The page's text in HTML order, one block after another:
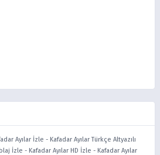
Ayılar İzle - Kafadar Ayılar Türkçe Altyazılı
İzle - Kafadar Ayılar HD İzle - Kafadar Ayılar